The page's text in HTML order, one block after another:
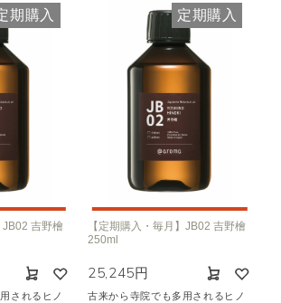
期購入
JB02 吉野檜
されるヒノ
定期購入
【定期購入・毎月】JB02 吉野檜
250ml
25,245円
古来から寺院でも多用されるヒノ